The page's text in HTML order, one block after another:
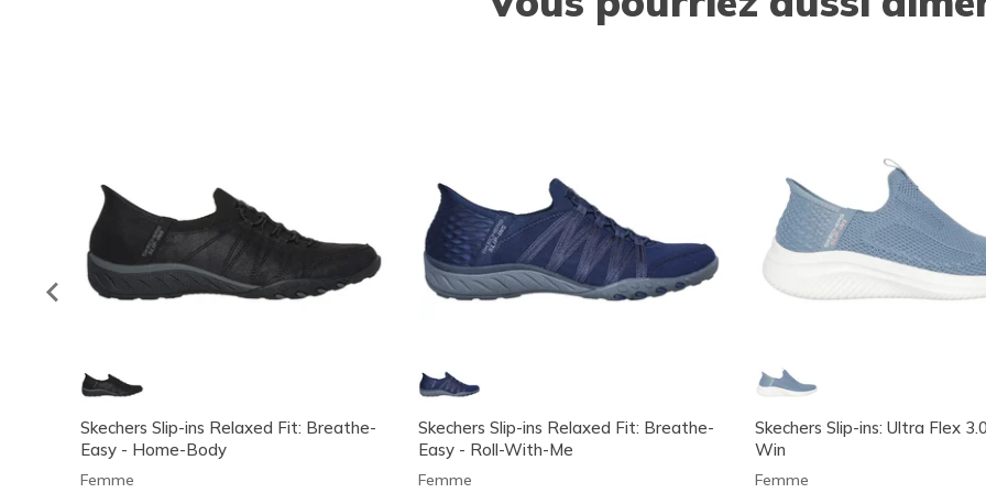
Skechers Slip-ins Relaxed Fit: Breathe-
Easy - Home-Body
Femme
Skechers Slip-ins Relaxed Fit: Breathe-
Easy - Roll-With-Me
Femme
Skechers Slip-ins: Ultra Flex
Win
Femme